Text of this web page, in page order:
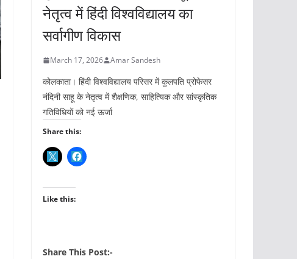
नेतृत्व में हिंदी विश्वविद्यालय का
सर्वागीण विकास
March 17, 2026 Amar Sandesh
कोलकाता। हिंदी विश्वविद्यालय परिसर में कुलपति प्रोफेसर
नंदिनी साहू के नेतृत्व में शैक्षणिक, साहित्यिक और सांस्कृतिक
गतिविधियों को नई ऊर्जा
Share this:
Like this:
Share This Post:-